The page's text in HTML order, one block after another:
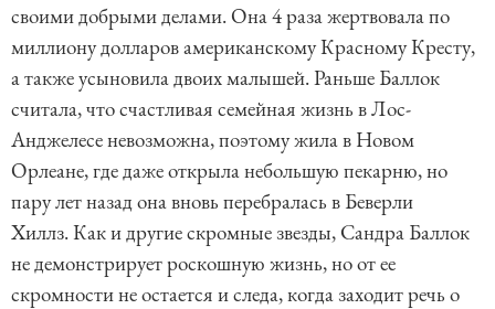
своими добрыми делами. Она 4 раза жертвовала по
миллиону долларов американскому Красному Кресту,
а также усыновила двоих малышей. Раньше Баллок
считала, что счастливая семейная жизнь в Лос-
Анджелесе невозможна, поэтому жила в Новом
Орлеане, где даже открыла небольшую пекарню, но
пару лет назад она вновь перебралась в Беверли
Хиллз. Как и другие скромные звезды, Сандра Баллок
не демонстрирует роскошную жизнь, но от ее
скромности не остается и следа, когда заходит речь о